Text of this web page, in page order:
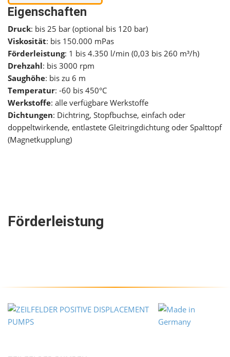
Eigenschaften
Druck: bis 25 bar (optional bis 120 bar)
Viskosität: bis 150.000 mPas
Förderleistung: 1 bis 4.350 l/min (0,03 bis 260 m³/h)
Drehzahl: bis 3000 rpm
Saughöhe: bis zu 6 m
Temperatur: -60 bis 450°C
Werkstoffe: alle verfügbare Werkstoffe
Dichtungen: Dichtring, Stopfbuchse, einfach oder
doppeltwirkende, entlastete Gleitringdichtung oder Spalttopf
(Magnetkupplung)
Förderleistung